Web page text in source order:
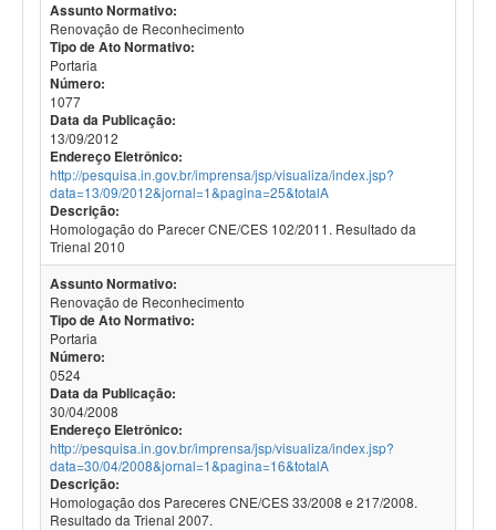
Assunto Normativo:
Renovação de Reconhecimento
Tipo de Ato Normativo:
Portaria
Número:
1077
Data da Publicação:
13/09/2012
Endereço Eletrônico:
http://pesquisa.in.gov.br/imprensa/jsp/visualiza/index.jsp?
data=13/09/2012&jornal=1&pagina=25&totalA
Descrição:
Homologação do Parecer CNE/CES 102/2011. Resultado da
Trienal 2010
Assunto Normativo:
Renovação de Reconhecimento
Tipo de Ato Normativo:
Portaria
Número:
0524
Data da Publicação:
30/04/2008
Endereço Eletrônico:
http://pesquisa.in.gov.br/imprensa/jsp/visualiza/index.jsp?
data=30/04/2008&jornal=1&pagina=16&totalA
Descrição:
Homologação dos Pareceres CNE/CES 33/2008 e 217/2008.
Resultado da Trienal 2007.